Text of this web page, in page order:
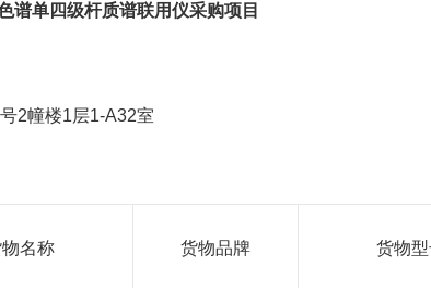
谱单四级杆质谱联用仪采购项目
号2幢楼1层1-A32室
名称 货物品牌 货物